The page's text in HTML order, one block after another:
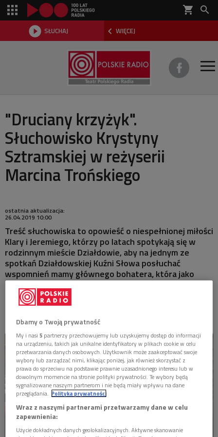
shopping_cart 
 SŁUCHAJ  WIĘCEJ

REPERTUAR
SŁUCHOWISKA
AKTUALNOŚCI
MISTRZOWIE
MATYSIAKOWIE
W JEZIORANACH
"Druciany krzyżyk".
Słuchowisko Krystyny
Sztramskiej w reżyserii
Marcina Trońskiego
ostatnia aktualizacja:
26.04.2019 10:00
Treść słuchowiska to opowieść o niespełnionej miłości
Klary i Jeremiego, którzy po latach spotykają się w
rodzinnym mieście Działdowie, aby na jednym ze
spotkań Działdowskiej Kuźni Słowa posłuchać
wspomnień mamy głównego bohatera, która jako
kilkuletnia dziewczynka była wraz ze swoją mamą,
czyli babcią Jeremiego więźniarką niemieckiego obozu
koncentracyjnego "Soldau” (Działdowo). Trońskiego
Dbamy o Twoją prywatność
My i nasi5 partnerzy przechowujemy lub uzyskujemy dostęp do informacji
na urządzeniu, takich jak unikalne identyfikatory w plikach cookie w celu
przetwarzania danych osobowych. Użytkownik może zaakceptować swoje
wybory lub zarządzać nimi, klikając poniżej, jak również skorzystać z
prawa do sprzeciwu na podstawie prawnie uzasadnionego interesu lub w
dowolnym momencie na stronie polityki prywatności. Te wybory będą
sygnalizowane naszym partnerom i nie będą miały wpływu na dane
przeglądania. Polityka prywatności
Wraz z naszymi partnerami przetwarzamy dane w celu
zapewnienia:
Użycie dokładnych danych geolokalizacyjnych. Aktywne skanowanie